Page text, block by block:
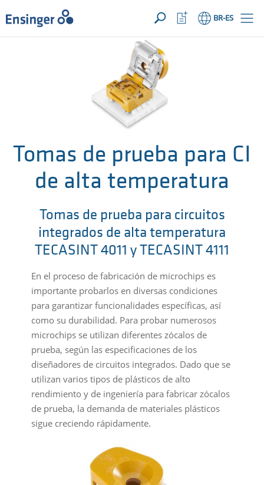
SUA SOLICITAÇÃO ({{productCount}} Products)
ABRIR
Início BR-ES
Abrir
lista
de
Tomas de prueba para CI
de alta temperatura
Tomas de prueba para circuitos
integrados de alta temperatura
TECASINT 4011 y TECASINT 4111
En el proceso de fabricación de microchips es
importante probarlos en diversas condiciones
para garantizar funcionalidades específicas, así
como su durabilidad. Para probar numerosos
microchips se utilizan diferentes zócalos de
prueba, según las especificaciones de los
diseñadores de circuitos integrados. Dado que se
utilizan varios tipos de plásticos de alto
rendimiento y de ingeniería para fabricar zócalos
de prueba, la demanda de materiales plásticos
sigue creciendo rápidamente.